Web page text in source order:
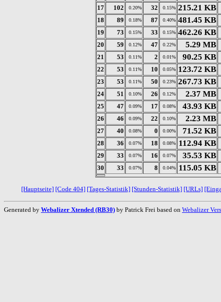
17 102 0.20% 32 0.15% 215.21 KB
18 89 0.18% 87 0.40% 481.45 KB
19 73 0.15% 33 0.15% 462.26 KB
20 59 0.12% 47 0.22% 5.29 MB
21 53 0.11% 2 0.01% 90.25 KB
22 53 0.11% 10 0.05% 123.72 KB
23 53 0.11% 50 0.23% 267.73 KB
24 51 0.10% 26 0.12% 2.37 MB
25 47 0.09% 17 0.08% 43.93 KB
26 46 0.09% 22 0.10% 2.23 MB
27 40 0.08% 0 0.00% 71.52 KB
28 36 0.07% 18 0.08% 112.94 KB
29 33 0.07% 16 0.07% 35.53 KB
30 33 0.07% 8 0.04% 115.05 KB
[Hauptseite] [Code 404] [Tages-Statistik] [Stunden-Statistik] [URLs]
Generated by Webalizer Xtended (RB30) by Patrick Frei based on Webalizer